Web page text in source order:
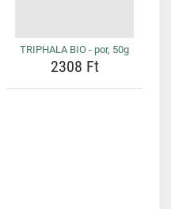
TRIPHALA BIO - por, 50g
2308 Ft